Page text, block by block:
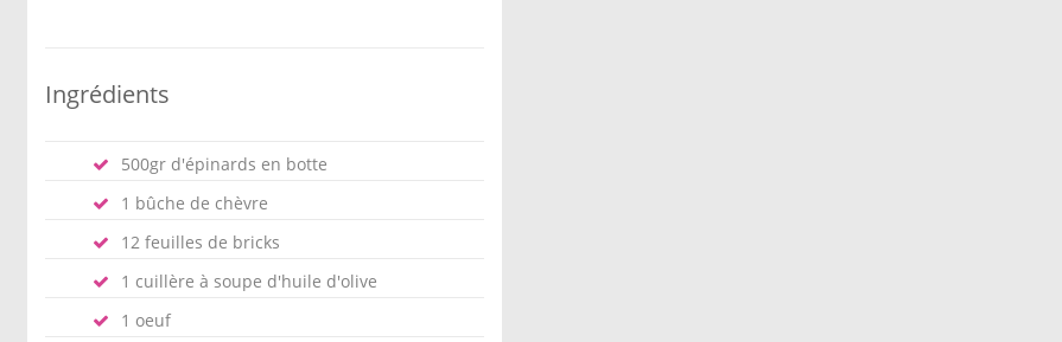
Ingrédients
500gr d'épinards en botte
1 bûche de chèvre
12 feuilles de bricks
1 cuillère à soupe d'huile d'olive
1 oeuf